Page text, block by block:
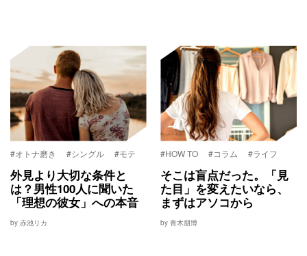
#オトナ磨き #シングル #モテ
外見より大切な条件と
は？男性100人に聞いた
「理想の彼女」への本音
by 赤池リカ
#HOW TO #コラム #ライフ
そこは盲点だった。「見
た目」を変えたいなら、
まずはアソコから
by 青木朋博